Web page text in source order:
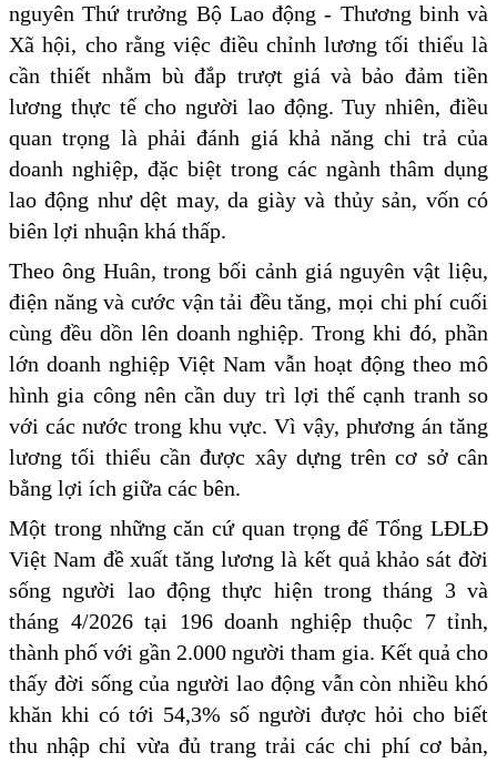
nguyên Thứ trưởng Bộ Lao động - Thương binh và
Xã hội, cho rằng việc điều chỉnh lương tối thiểu là
cần thiết nhằm bù đắp trượt giá và bảo đảm tiền
lương thực tế cho người lao động. Tuy nhiên, điều
quan trọng là phải đánh giá khả năng chi trả của
doanh nghiệp, đặc biệt trong các ngành thâm dụng
lao động như dệt may, da giày và thủy sản, vốn có
biên lợi nhuận khá thấp.
Theo ông Huân, trong bối cảnh giá nguyên vật liệu,
điện năng và cước vận tải đều tăng, mọi chi phí cuối
cùng đều dồn lên doanh nghiệp. Trong khi đó, phần
lớn doanh nghiệp Việt Nam vẫn hoạt động theo mô
hình gia công nên cần duy trì lợi thế cạnh tranh so
với các nước trong khu vực. Vì vậy, phương án tăng
lương tối thiểu cần được xây dựng trên cơ sở cân
bằng lợi ích giữa các bên.
Một trong những căn cứ quan trọng để Tổng LĐLĐ
Việt Nam đề xuất tăng lương là kết quả khảo sát đời
sống người lao động thực hiện trong tháng 3 và
tháng 4/2026 tại 196 doanh nghiệp thuộc 7 tỉnh,
thành phố với gần 2.000 người tham gia. Kết quả cho
thấy đời sống của người lao động vẫn còn nhiều khó
khăn khi có tới 54,3% số người được hỏi cho biết
thu nhập chỉ vừa đủ trang trải các chi phí cơ bản,